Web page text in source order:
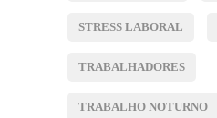
STRESS LABORAL
TRABALHADORES
TRABALHO NOTURNO